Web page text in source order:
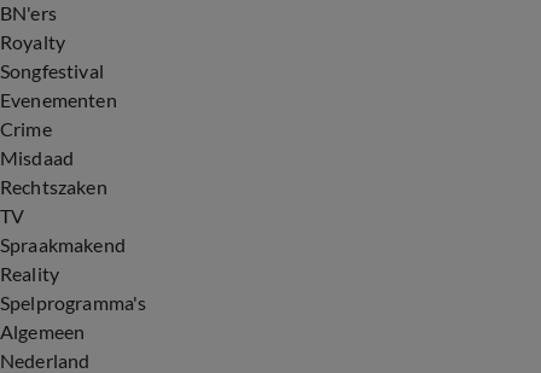
BN'ers
Royalty
Songfestival
Evenementen
Crime
Misdaad
Rechtszaken
TV
Spraakmakend
Reality
Spelprogramma's
Algemeen
Nederland